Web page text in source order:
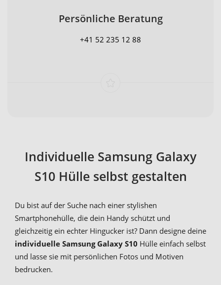
Persönliche Beratung
+41 52 235 12 88
Individuelle Samsung Galaxy
S10 Hülle selbst gestalten
Du bist auf der Suche nach einer stylishen
Smartphonehülle, die dein Handy schützt und
gleichzeitig ein echter Hingucker ist? Dann designe deine
individuelle Samsung Galaxy S10 Hülle einfach selbst
und lasse sie mit persönlichen Fotos und Motiven
bedrucken.